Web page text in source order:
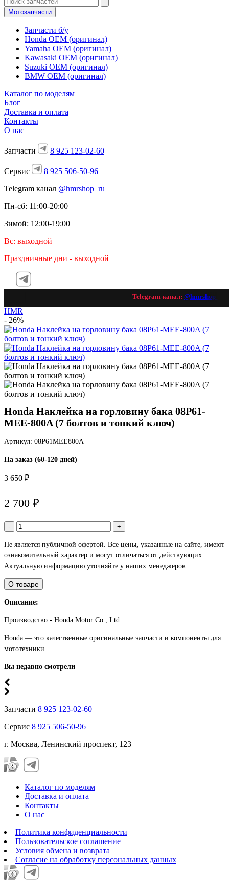
Мотозапчасти
Запчасти б/у
Honda OEM (оригинал)
Yamaha OEM (оригинал)
Kawasaki OEM (оригинал)
Suzuki OEM (оригинал)
BMW OEM (оригинал)
Каталог по моделям
Блог
Доставка и оплата
Контакты
О нас
Запчасти 8 925 123-02-60
Сервис
8 925 506-50-96
Telegram канал @hmrshop_ru
Пн-сб: 11:00-20:00
Зимой: 12:00-19:00
Вс: выходной
Праздничные дни - выходной
Telegram-канал:@hmrshop_ru
HMR
- 26%
Honda Наклейка на горловину бака 08P61-
MEE-800A (7 болтов и тонкий ключ)
Артикул: 08P61MEE800A
На заказ (60-120 дней)
3 650 ₽
2 700 ₽
- +
Не является публичной офертой. Все цены, указанные на сайте, имеют
ознакомительный характер и могут отличаться от действующих.
Актуальную информацию уточняйте у наших менеджеров.
О товаре
Описание:
Производство - Honda Motor Co., Ltd.
Honda — это качественные оригинальные запчасти и компоненты для
мототехники.
Вы недавно смотрели
Запчасти 8 925 123-02-60
Сервис 8 925 506-50-96
г. Москва, Ленинский проспект, 123
Каталог по моделям
Доставка и оплата
Контакты
О нас
Политика конфиденциальности
Пользовательское соглашение
Условия обмена и возврата
Согласие на обработку персональных данных